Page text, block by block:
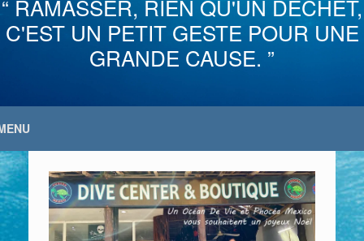
“ RAMASSER, RIEN QU'UN DÉCHET,
C'EST UN PETIT GESTE POUR UNE
GRANDE CAUSE. ”